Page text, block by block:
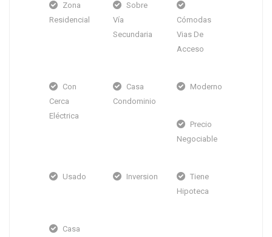
Zona
Residencial
Sobre
Vía
Secundaria
Cómodas
Vias De
Acceso
Con
Cerca
Eléctrica
Casa
Condominio
Moderno
Precio
Negociable
Usado Inversion
Tiene
Hipoteca
Casa